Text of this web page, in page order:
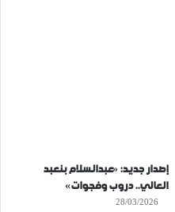
إصدار جديد: «عبدالسلام بنعبد
العالي.. دروب وفجوات»
28/03/2026